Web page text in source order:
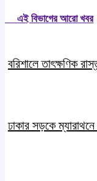
এই বিভাগের আরো খবর
বরিশালে তাৎক্ষণিক
ঢাকার সড়কে